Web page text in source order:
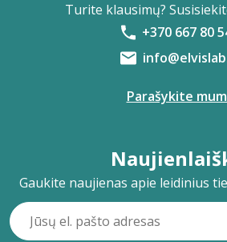
Turite klausimų?
+370 667 80
Parašykite
Gaukite naujienas apie leidinius